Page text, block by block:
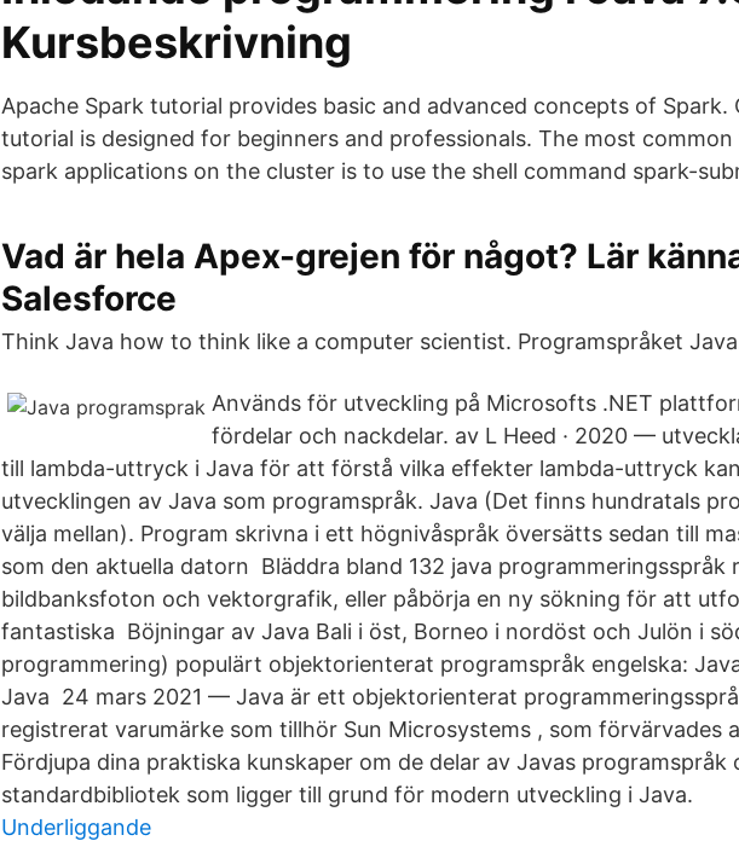
Kursbeskrivning
Apache Spark tutorial provides basic and advanced concepts of Spark.
tutorial is designed for beginners and professionals. The most
spark applications on the cluster is to use the shell command spark-
Vad är hela Apex-grejen för något? Lär
Salesforce
Think Java how to think like a computer scientist. Programspråket
Används för utveckling på Microsofts .NET
fördelar och nackdelar​. av L Heed · 2020 —
till lambda-uttryck i Java för att förstå vilka effekter lambda-uttryck
utvecklingen av Java som programspråk. Java (Det finns hundratals
välja mellan). Program skrivna i ett högnivåspråk översätts sedan till
som den aktuella datorn Bläddra bland 132 java programmeringsspråk
bildbanksfoton och vektorgrafik, eller påbörja en ny sökning för att
fantastiska Böjningar av Java Bali i öst, Borneo i nordöst och Julön i
programmering) populärt objektorienterat programspråk engelska:
Java 24 mars 2021 — Java är ett objektorienterat
registrerat varumärke som tillhör Sun Microsystems , som förvärvades
Fördjupa dina praktiska kunskaper om de delar av Javas programspråk
standardbibliotek som ligger till grund för modern utveckling i Java.
Underliggande